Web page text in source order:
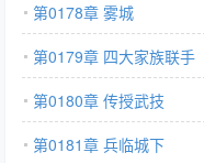
第0178章 雾城
第0179章 四大家族联手
第0180章 传授武技
第0181章 兵临城下